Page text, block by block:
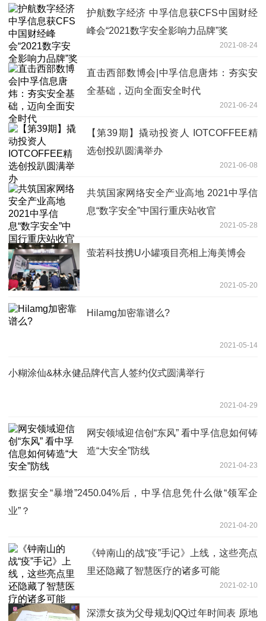
护航数字经济 中孚信息获CFS中国财经
峰会“2021数字安全影响力品牌”奖
2021-08-24
直击西部数博会|中孚信息唐炜：夯实安
全基础，迈向全面安全时代
2021-06-24
【第39期】撬动投资人 IOTCOFFEE精
选创投趴圆满举办
2021-06-08
共筑国家网络安全产业高地 2021中孚信
息“数字安全”中国行重庆站收官
2021-05-28
萤若科技携U小罐项目亮相上海美博会
2021-05-20
Hilamg加密靠谱么?
2021-05-14
小糊涂仙&林永健品牌代言人签约仪式圆满举行
2021-04-29
网安领域迎信创“东风” 看中孚信息如何铸
造“大安全”防线
2021-04-23
数据安全“暴增”2450.04%后，中孚信息凭什么做“领军企
业”？
2021-04-20
《钟南山的战“疫”手记》上线，这些亮点
里还隐藏了智慧医疗的诸多可能
2021-02-10
深漂女孩为父母规划QQ过年时间表 原地